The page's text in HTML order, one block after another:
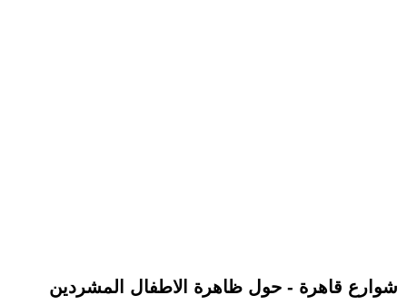
شوارع قاهرة - حول ظاهرة الاطفال المشردين